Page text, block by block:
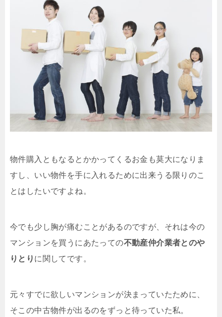
物件購入ともなるとかかってくるお金も莫大になりま
すし、いい物件を手に入れるために出来うる限りのこ
とはしたいですよね。
今でも少し胸が痛むことがあるのですが、それは今の
マンションを買うにあたっての不動産仲介業者とのや
りとり に関してです。
元々すでに欲しいマンションが決まっていたために、
そこの中古物件が出るのをずっと待っていた私。